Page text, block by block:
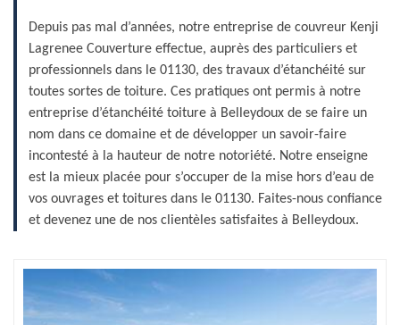
Depuis pas mal d’années, notre entreprise de couvreur Kenji
Lagrenee Couverture effectue, auprès des particuliers et
professionnels dans le 01130, des travaux d’étanchéité sur
toutes sortes de toiture. Ces pratiques ont permis à notre
entreprise d’étanchéité toiture à Belleydoux de se faire un
nom dans ce domaine et de développer un savoir-faire
incontesté à la hauteur de notre notoriété. Notre enseigne
est la mieux placée pour s’occuper de la mise hors d’eau de
vos ouvrages et toitures dans le 01130. Faites-nous confiance
et devenez une de nos clientèles satisfaites à Belleydoux.